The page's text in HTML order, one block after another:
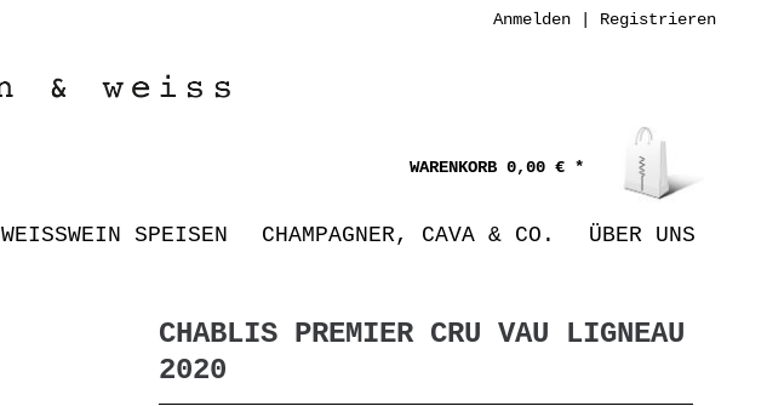
Anmelden Registrieren
0,00 € *
WEISSWEIN SPEISEN CHAMPAGNER, CAVA & CO. ÜBER UNS
CHABLIS PREMIER CRU VAU LIGNEAU
2020